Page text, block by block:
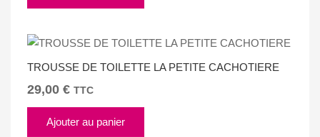
TROUSSE DE TOILETTE LA PETITE CACHOTIERE
29,00 € TTC
Ajouter au panier